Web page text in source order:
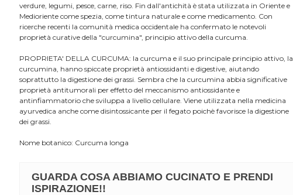
verdure, legumi, pesce, carne, riso. Fin dall'antichità è stata utilizzata in Oriente e
Medioriente come spezia, come tintura naturale e come medicamento. Con
ricerche recenti la comunità medica occidentale ha confermato le notevoli
proprietà curative della "curcumina", principio attivo della curcuma.
PROPRIETA' DELLA CURCUMA: la curcuma e il suo principale principio attivo, la
curcumina, hanno spiccate proprietà antiossidanti e digestive, aiutando
soprattutto la digestione dei grassi. Sembra che la curcumina abbia significative
proprietà antitumorali per effetto del meccanismo antiossidante e
antinfiammatorio che sviluppa a livello cellulare. Viene utilizzata nella medicina
ayurvedica anche come disintossicante per il fegato poichè favorisce la digestione
dei grassi.
Nome botanico: Curcuma longa
GUARDA COSA ABBIAMO CUCINATO E PRENDI
ISPIRAZIONE!!